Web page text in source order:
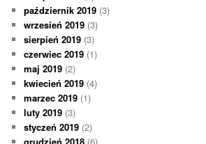
październik 2019 (3)
wrzesień 2019 (3)
sierpień 2019 (3)
czerwiec 2019 (1)
maj 2019 (2)
kwiecień 2019 (4)
marzec 2019 (1)
luty 2019 (3)
styczeń 2019 (2)